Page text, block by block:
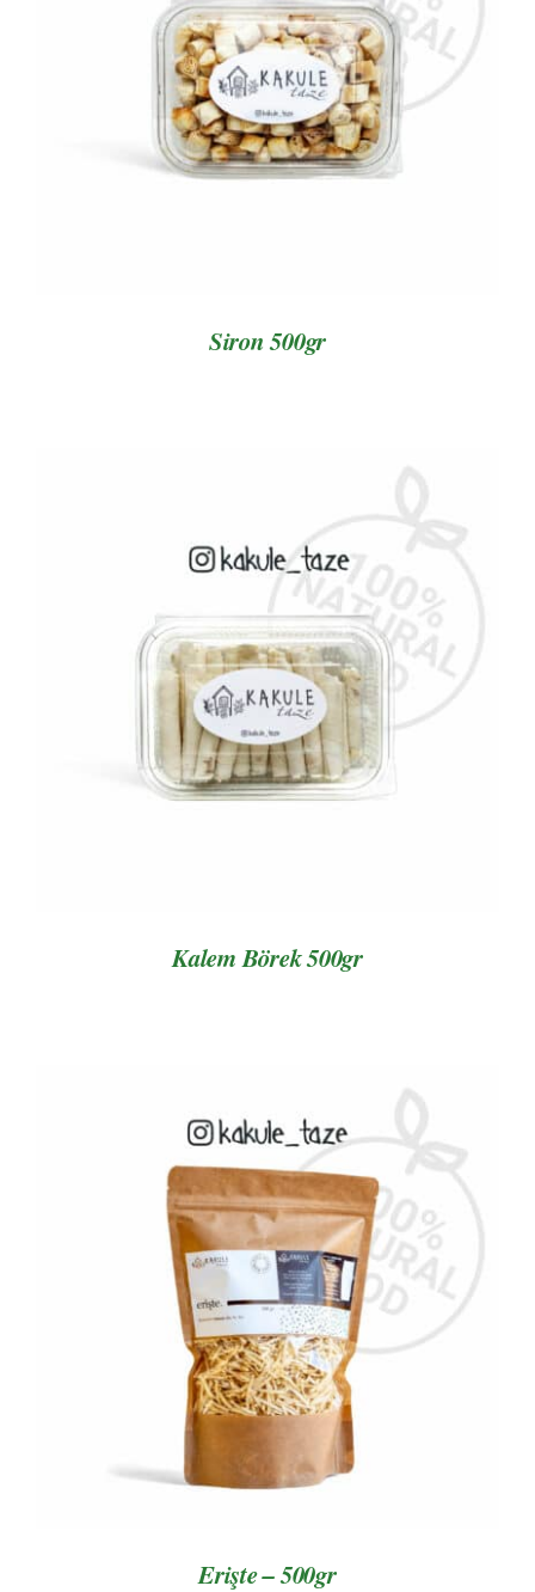
AYRINTILAR
Siron 500gr
AYRINTILAR
Kalem Börek 500gr
AYRINTILAR
Erişte – 500gr